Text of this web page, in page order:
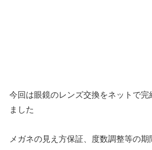
今回は眼鏡のレンズ交換をネットで
ました
メガネの見え方保証、度数調整等の